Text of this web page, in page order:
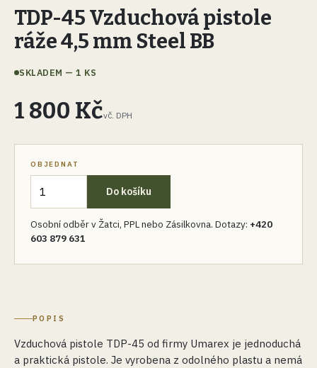
TDP-45 Vzduchová pistole
ráže 4,5 mm Steel BB
SKLADEM — 1 KS
1 800 Kčvč. DPH
OBJEDNAT
Do košíku
Osobní odběr v Žatci, PPL nebo Zásilkovna. Dotazy: +420
603 879 631
POPIS
Vzduchová pistole TDP-45 od firmy Umarex je jednoduchá
a praktická pistole. Je vyrobena z odolného plastu a nemá